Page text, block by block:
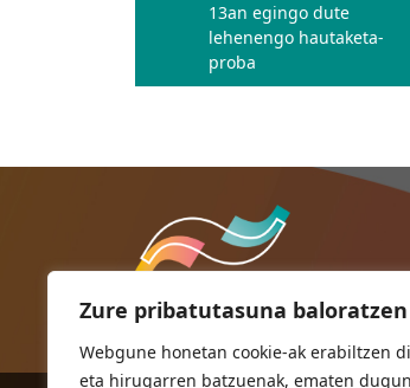
Zure pribatutasuna
Webgune honetan cookie-ak erabiltzen
eta hirugarren batzuenak, ematen
13an egingo dute
lehenengo hautaketa-
proba